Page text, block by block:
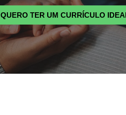
QUERO TER UM CURRÍCULO